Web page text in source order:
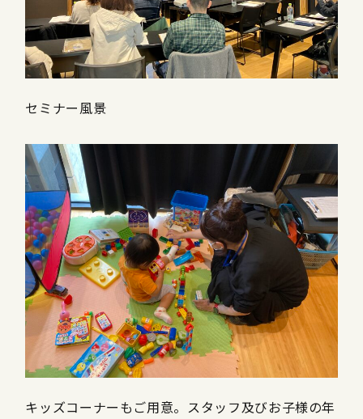
セミナー風景
キッズコーナーもご用意。スタッフ及びお子様の年